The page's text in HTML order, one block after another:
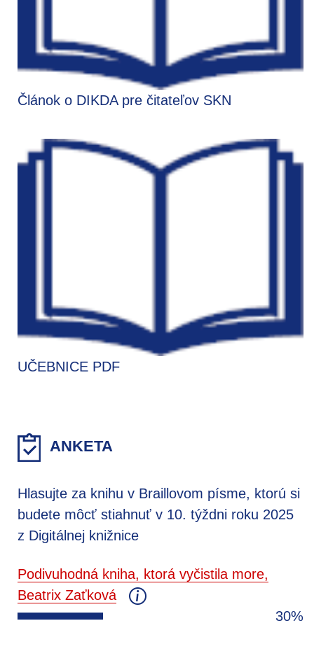
Článok o DIKDA pre čitateľov SKN
UČEBNICE PDF
ANKETA
Hlasujte za knihu v Braillovom písme, ktorú si
budete môcť stiahnuť v 10. týždni roku 2025
z Digitálnej knižnice
Podivuhodná kniha, ktorá vyčistila more,
Beatrix Zaťková
30%